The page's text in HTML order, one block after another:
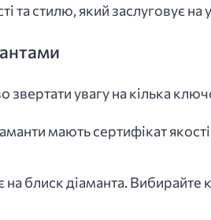
та стилю, який заслуговує
увагу на кілька
мають сертифікат
блиск діаманта.